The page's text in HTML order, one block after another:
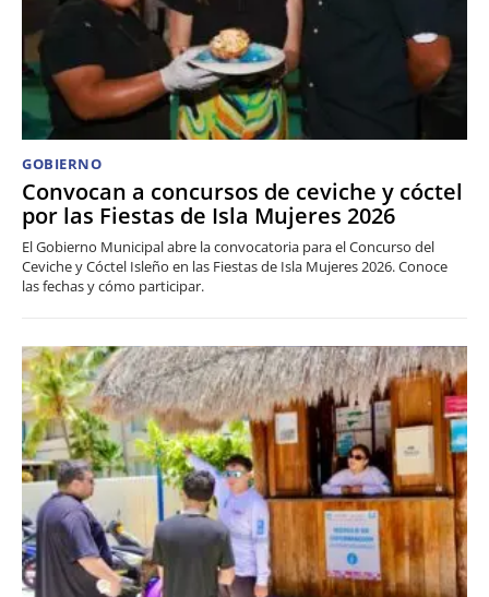
GOBIERNO
Convocan a concursos de ceviche y cóctel
por las Fiestas de Isla Mujeres 2026
El Gobierno Municipal abre la convocatoria para el Concurso del
Ceviche y Cóctel Isleño en las Fiestas de Isla Mujeres 2026. Conoce
las fechas y cómo participar.